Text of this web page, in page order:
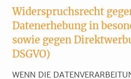
Widerspruchsrecht
Datenerhebung in
sowie gegen
DSGVO)
WENN DIE